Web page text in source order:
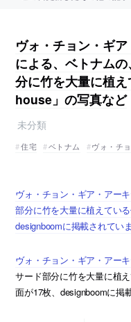
ヴォ・チョン・ギ
による、ベトナム
分に竹を大量に植
house」の写真など
未分類
住宅
ベトナム ヴォ・チ
ヴォ・チョン・ギア・アー
部分に竹を大量に植えてい
designboomに掲載されてい
ヴォ・チョン・ギア・アー
サード部分に竹を大量に植
面が17枚、designboomに掲